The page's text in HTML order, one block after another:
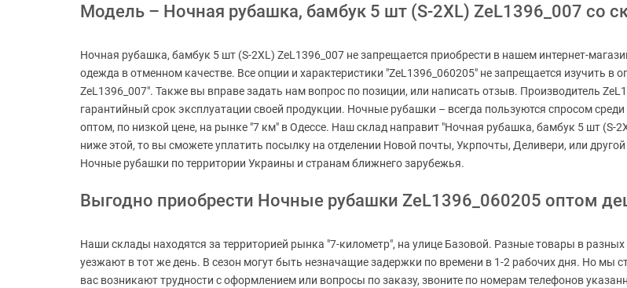
Модель – Ночная рубашка, бамбук 5 шт (S-2XL) ZeL1396_007 со
Ночная рубашка, бамбук 5 шт (S-2XL) ZeL1396_007 не запрещается приобрести в нашем интернет-
одежда в отменном качестве. Все опции и характеристики "ZeL1396_060205" не запрещается изучить
ZeL1396_007". Также вы вправе задать нам вопрос по позиции, или написать отзыв. Производитель
гарантийный срок эксплуатации своей продукции. Ночные рубашки – всегда пользуются спросом
оптом, по низкой цене, на рынке "7 км" в Одессе. Наш склад направит "Ночная рубашка, бамбук 5 шт (S-
ниже этой, то вы сможете уплатить посылку на отделении Новой почты, Укрпочты, Деливери, или
Ночные рубашки по территории Украины и странам ближнего зарубежья.
Выгодно приобрести Ночные рубашки ZeL1396_060205 оптом
Наши склады находятся за территорией рынка "7-километр", на улице Базовой. Разные товары в
уезжают в тот же день. В сезон могут быть незначащие задержки по времени в 1-2 рабочих дня. Но мы
вас возникают трудности с оформлением или вопросы по заказу, звоните по номерам телефонов